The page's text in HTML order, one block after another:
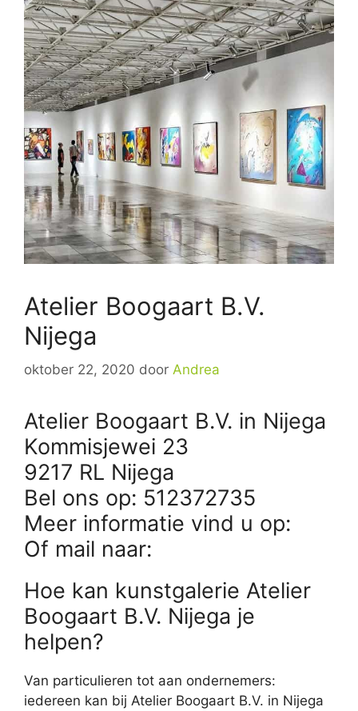
Atelier Boogaart B.V.
Nijega
oktober 22, 2020 door Andrea
Atelier Boogaart B.V. in Nijega
Kommisjewei 23
9217 RL Nijega
Bel ons op: 512372735
Meer informatie vind u op:
Of mail naar:
Hoe kan kunstgalerie Atelier
Boogaart B.V. Nijega je
helpen?
Van particulieren tot aan ondernemers:
iedereen kan bij Atelier Boogaart B.V. in Nijega